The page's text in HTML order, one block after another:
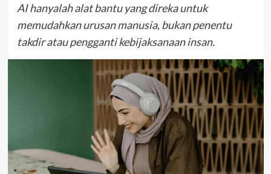
AI hanyalah alat bantu yang direka untuk
memudahkan urusan manusia, bukan penentu
takdir atau pengganti kebijaksanaan insan.